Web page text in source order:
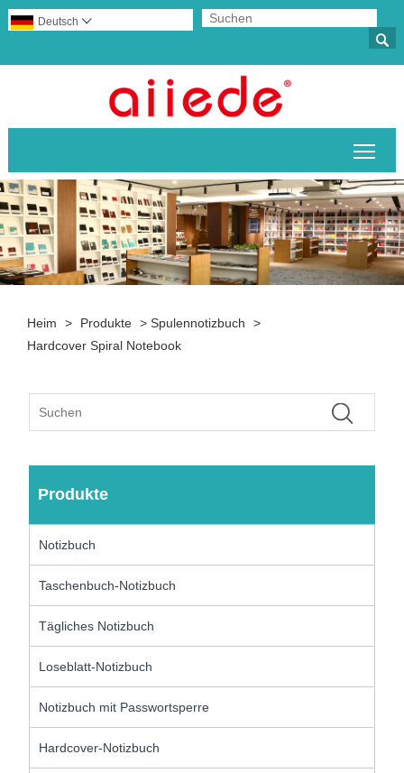

Deutsch 
Heim > Produkte >Spulennotizbuch
>
Hardcover Spiral Notebook
Produkte
Notizbuch
Taschenbuch-Notizbuch
Tägliches Notizbuch
Loseblatt-Notizbuch
Notizbuch mit Passwortsperre
Hardcover-Notizbuch